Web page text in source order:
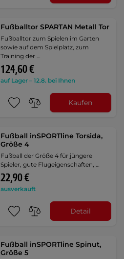
Fußballtor SPARTAN Metall Tor
Fußballtor zum Spielen im Garten
sowie auf dem Spielplatz, zum
Training der …
124,60 €
auf Lager – 12.8. bei Ihnen
Kaufen
Fußball inSPORTline Torsida,
Größe 4
Fußball der Größe 4 für jüngere
Spieler, gute Flugeigenschaften, …
22,90 €
ausverkauft
Detail
Fußball inSPORTline Spinut,
Größe 5